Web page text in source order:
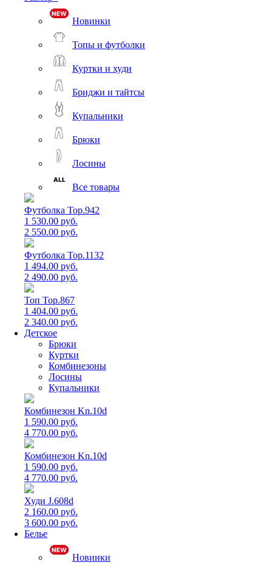
Новинки
Топы и футболки
Куртки и худи
Бриджи и тайтсы
Купальники
Брюки
Лосины
Все товары
Футболка Top.942
1 530.00 руб.
2 550.00 руб.
Футболка Top.1132
1 494.00 руб.
2 490.00 руб.
Топ Top.867
1 404.00 руб.
2 340.00 руб.
Детское
Брюки
Куртки
Комбинезоны
Лосины
Купальники
Комбинезон Kn.10d
1 590.00 руб.
4 770.00 руб.
Комбинезон Kn.10d
1 590.00 руб.
4 770.00 руб.
Худи J.608d
2 160.00 руб.
3 600.00 руб.
Белье
Новинки